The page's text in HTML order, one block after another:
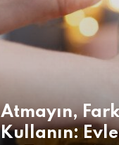
Atmayın,
Kullanın: